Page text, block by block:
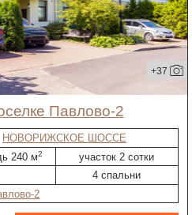
+37
Павлово-2
НОВОРИЖСКОЕ ШОССЕ
240 м2
участок 2 сотки
4 спальни
2